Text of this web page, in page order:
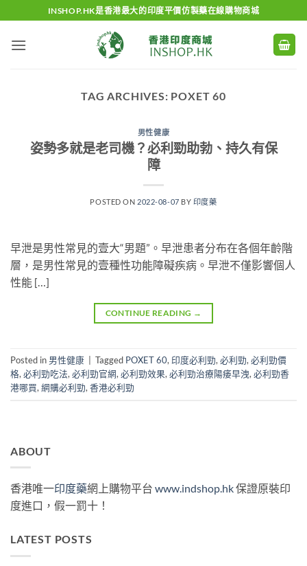
to
content
INSHOP.HK是香港最大的印度平價仿製藥在線購物商城
TAG ARCHIVES: POXET 60
男性健康
姿勢多就是老司機？必利勁助勃、持久有保
障
POSTED ON 2022-08-07 BY 印度藥
早泄是男性常見的壹大“男題”。早泄患者分布在各個年齡階
層，是男性常見的壹種性功能障礙疾病。早泄不僅影響個人
性能 […]
CONTINUE READING →
Posted in 男性健康 Tagged POXET 60, 印度必利勁, 必利勁, 必利勁價
格, 必利勁吃法, 必利勁官網, 必利勁效果, 必利勁治療陽痿早洩, 必利勁香
港哪買, 網購必利勁, 香港必利勁
ABOUT
香港唯一印度藥網上購物平台 www.indshop.hk保證原裝印
度進口，假一罰十！
LATEST POSTS